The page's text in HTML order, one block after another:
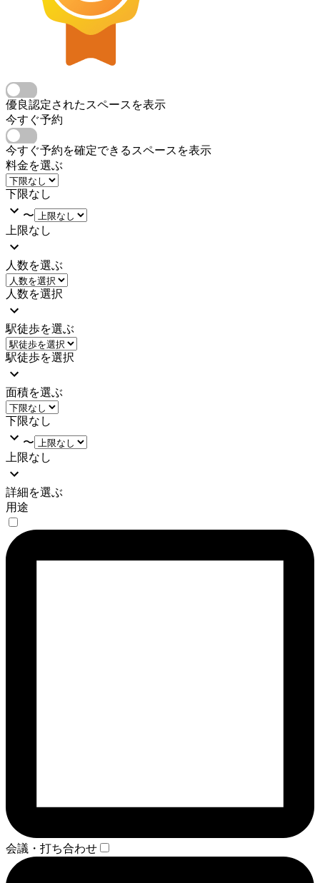
優良認定されたスペースを表示
今すぐ予約
今すぐ予約を確定できるスペースを表示
料金を選ぶ
下限なし
〜
上限なし
人数を選ぶ
人数を選択
駅徒歩を選ぶ
駅徒歩を選択
面積を選ぶ
下限なし
〜
上限なし
詳細を選ぶ
用途
会議・打ち合わせ